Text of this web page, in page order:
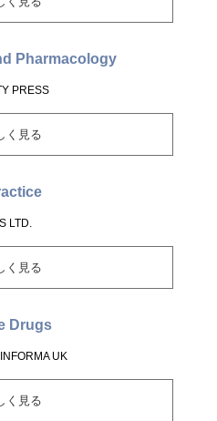
Pharmacology
PRESS
く見る
LTD.
く見る
Drugs
UK
く見る